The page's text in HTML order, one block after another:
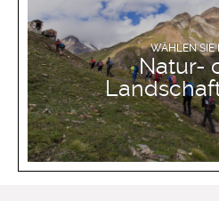
WÄHLEN SIE
Natur-